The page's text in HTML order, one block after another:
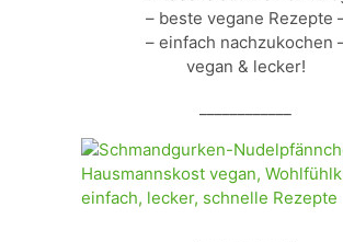
– beste vegane Rezepte
– einfach nachzukochen
vegan & lecker!